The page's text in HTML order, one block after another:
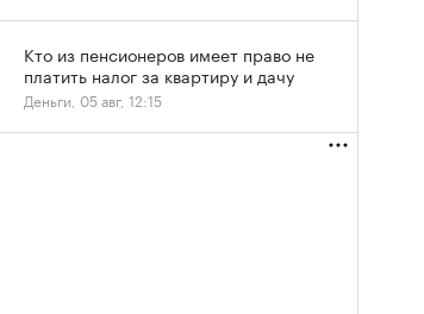
Кто из пенсионеров имеет право не
платить налог за квартиру и дачу
Деньги, 05 авг, 12:15